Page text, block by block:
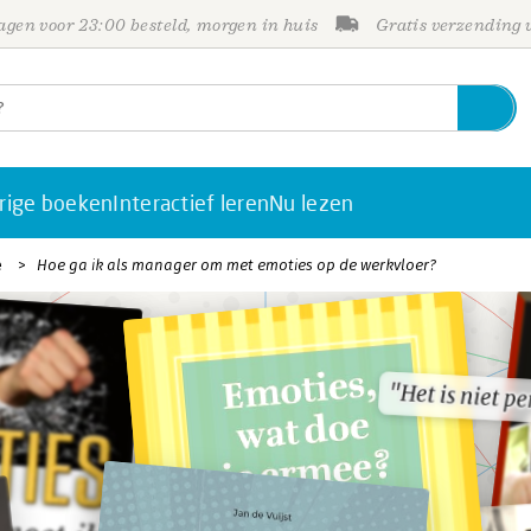
voor 23:00 besteld, morgen in huis Gratis verzending
boekenInteractief lerenNu lezen
Hoe ga ik als manager om met emoties op de werkvloer?
"Het is niet
"Het is niet